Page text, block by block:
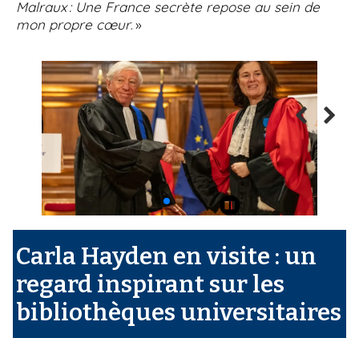
Malraux : Une France secrète repose au sein de
mon propre cœur. »
Carla Hayden en visite : un
regard inspirant sur les
bibliothèques universitaires